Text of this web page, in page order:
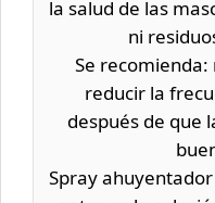
la salud de las
ni
Se recomienda:
reducir la
después de que
Spray